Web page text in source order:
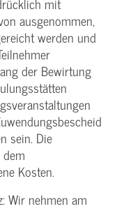
ausgenommen,
werden und
der Bewirtung
sein. Die
Kosten.
Wir nehmen am